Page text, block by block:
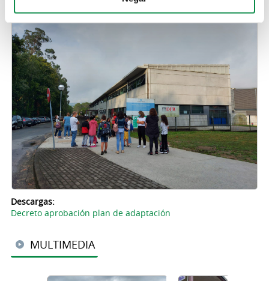
Descargas:
Decreto aprobación plan de adaptación
MULTIMEDIA